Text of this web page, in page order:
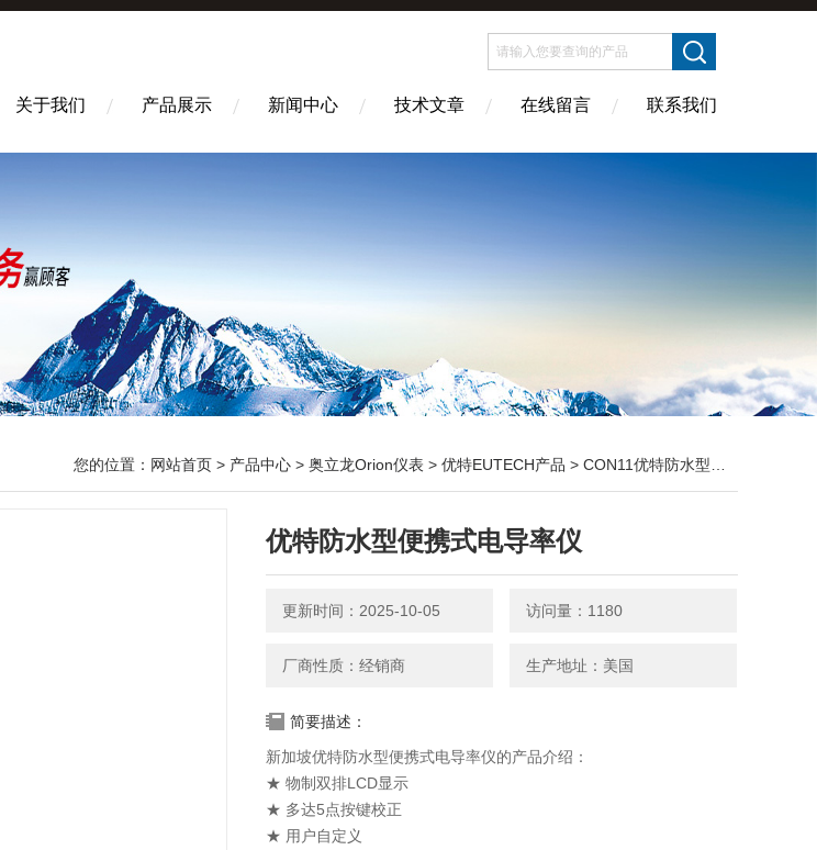
关于我们 产品展示 新闻中心 技术文章 在线留言 联系我们
您的位置： 网站首页 > 产品中心 > 奥立龙Orion仪表 > 优特EUTECH产品 > CON11优特防水型便携式电导率仪
优特防水型便携式电导率仪
更新时间：2025-10-05 访问量：1180
厂商性质：经销商 生产地址：美国
简要描述：
新加坡优特防水型便携式电导率仪的产品介绍：
★ 物制双排LCD显示
★ 多达5点按键校正
★ 用户自定义